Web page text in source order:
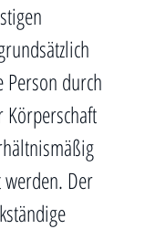
Person durch
Körperschaft
Der